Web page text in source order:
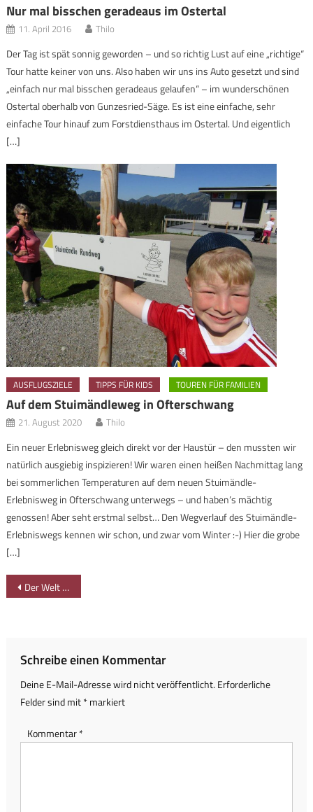
Nur mal bisschen geradeaus im Ostertal
11. April 2016 Thilo
Der Tag ist spät sonnig geworden – und so richtig Lust auf eine „richtige“
Tour hatte keiner von uns. Also haben wir uns ins Auto gesetzt und sind
„einfach nur mal bisschen geradeaus gelaufen“ – im wunderschönen
Ostertal oberhalb von Gunzesried-Säge. Es ist eine einfache, sehr
einfache Tour hinauf zum Forstdiensthaus im Ostertal. Und eigentlich
[…]
AUSFLUGSZIELE TIPPS FÜR KIDS TOUREN FÜR FAMILIEN
Auf dem Stuimändleweg in Ofterschwang
21. August 2020 Thilo
Ein neuer Erlebnisweg gleich direkt vor der Haustür – den mussten wir
natürlich ausgiebig inspizieren! Wir waren einen heißen Nachmittag lang
bei sommerlichen Temperaturen auf dem neuen Stuimändle-
Erlebnisweg in Ofterschwang unterwegs – und haben’s mächtig
genossen! Aber seht erstmal selbst… Den Wegverlauf des Stuimändle-
Erlebniswegs kennen wir schon, und zwar vom Winter :-) Hier die grobe
[…]
Beitragsnavigation
Der Welt größtes Hörgerät? Station bei latemar.natura
Schreibe einen Kommentar
Deine E-Mail-Adresse wird nicht veröffentlicht. Erforderliche
Felder sind mit*markiert
Kommentar*